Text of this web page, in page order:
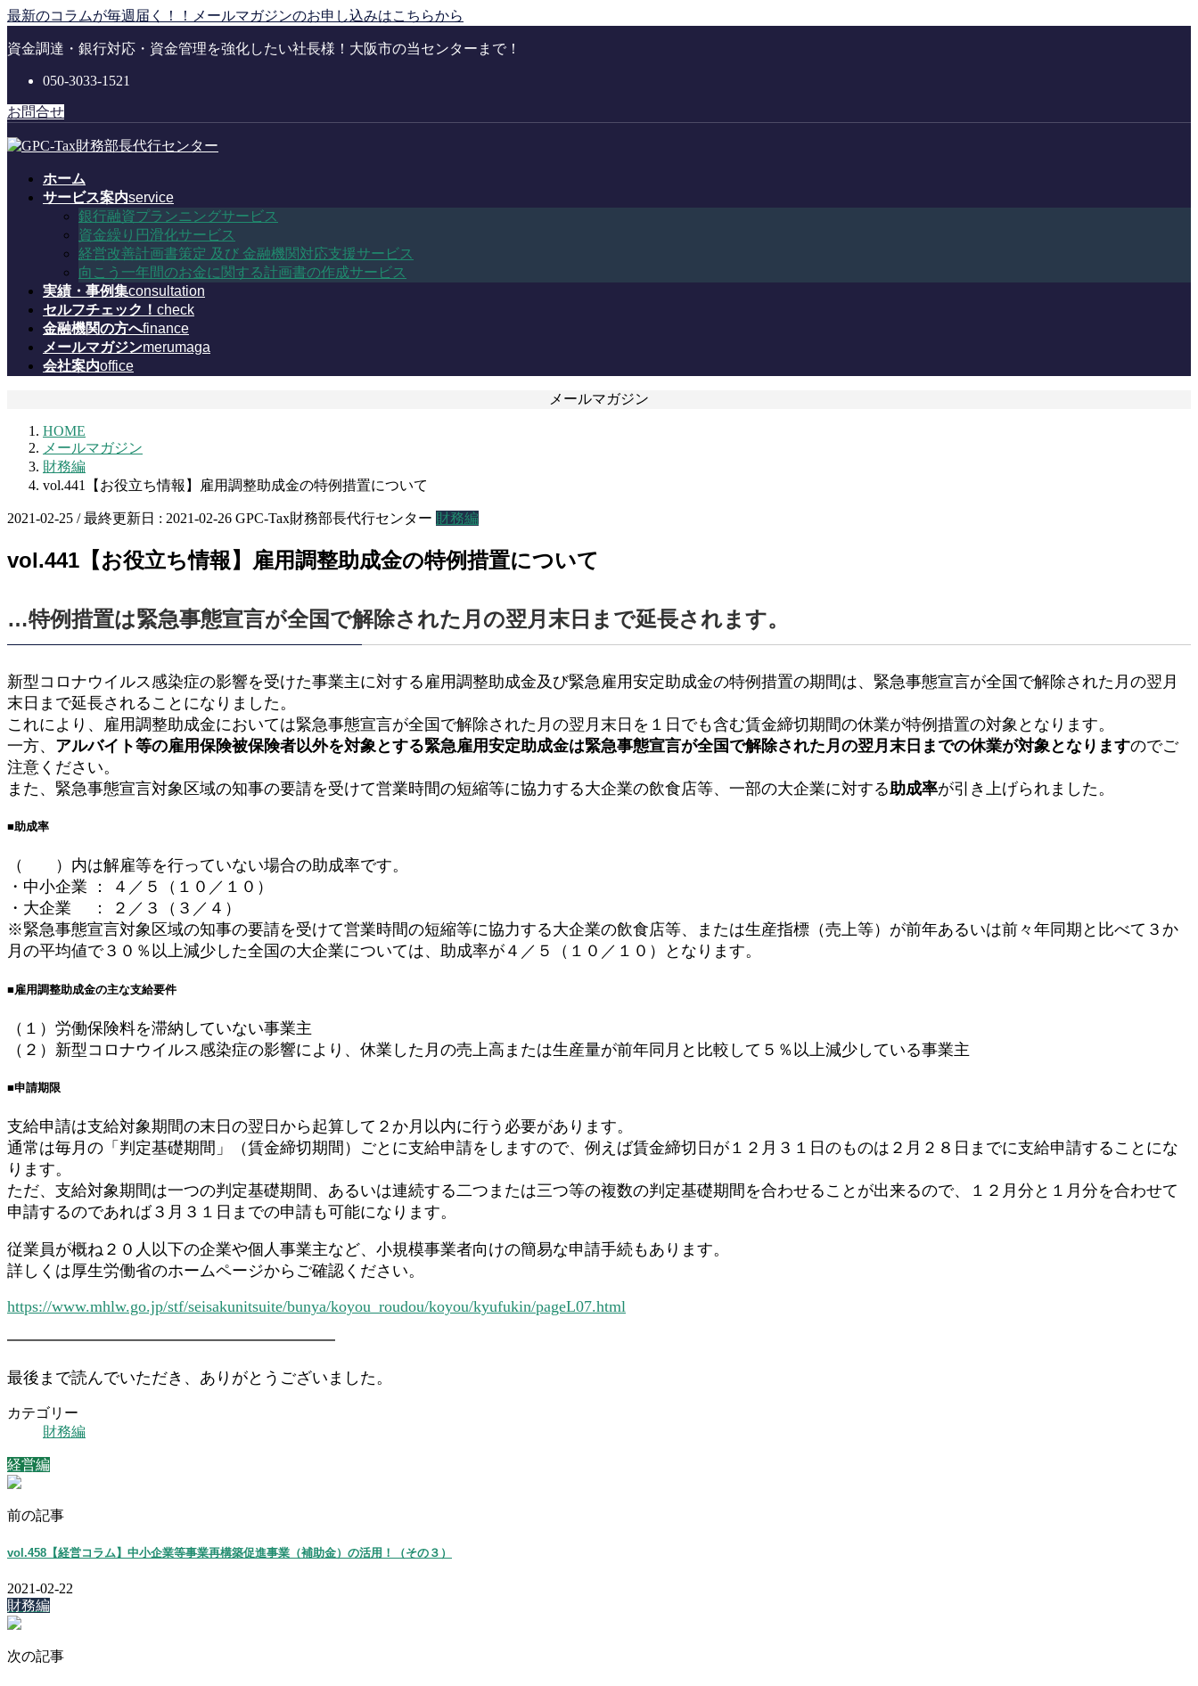
コ
テ
に
移
動
ナ
ゲ
ョ
ン
に
最新のコラムが毎週届く！！メールマガジンのお申し込みはこちらから
資金調達・銀行対応・資金管理を強化したい社長様！大阪市の当センターまで！
050-3033-1521
お問合せ
ホーム
サービス案内service
銀行融資プランニングサービス
資金繰り円滑化サービス
経営改善計画書策定 及び 金融機関対応支援サービス
向こう一年間のお金に関する計画書の作成サービス
実績・事例集consultation
セルフチェック！ check
金融機関の方へfinance
メールマガジンmerumaga
会社案内office
メールマガジン
HOME
メールマガジン
財務編
vol.441【お役立ち情報】雇用調整助成金の特例措置について
2021-02-25 / 最終更新日 : 2021-02-26 GPC-Tax財務部長代行センター 財務編
vol.441【お役立ち情報】雇用調整助成金の特例措置について
…特例措置は緊急事態宣言が全国で解除された月の翌月末日まで延長されます。
新型コロナウイルス感染症の影響を受けた事業主に対する雇用調整助成金及び緊急雇用安定助成金の特例措置の期間は、緊急事態宣言が全国で解除された月の翌月
末日まで延長されることになりました。
これにより、雇用調整助成金においては緊急事態宣言が全国で解除された月の翌月末日を１日でも含む賃金締切期間の休業が特例措置の対象となります。
一方、 アルバイト等の雇用保険被保険者以外を対象とする緊急雇用安定助成金は緊急事態宣言が全国で解除された月の翌月末日までの休業が対象となりますのでご
注意ください。
また、緊急事態宣言対象区域の知事の要請を受けて営業時間の短縮等に協力する大企業の飲食店等、一部の大企業に対する助成率が引き上げられました。
■助成率
（ ）内は解雇等を行っていない場合の助成率です。
・中小企業 ： ４／５（１０／１０）
・大企業 ： ２／３（３／４）
※緊急事態宣言対象区域の知事の要請を受けて営業時間の短縮等に協力する大企業の飲食店等、または生産指標（売上等）が前年あるいは前々年同期と比べて３か
月の平均値で３０％以上減少した全国の大企業については、助成率が４／５（１０／１０）となります。
■雇用調整助成金の主な支給要件
（１）労働保険料を滞納していない事業主
（２）新型コロナウイルス感染症の影響により、休業した月の売上高または生産量が前年同月と比較して５％以上減少している事業主
■申請期限
支給申請は支給対象期間の末日の翌日から起算して２か月以内に行う必要があります。
通常は毎月の「判定基礎期間」（賃金締切期間）ごとに支給申請をしますので、例えば賃金締切日が１２月３１日のものは２月２８日までに支給申請することにな
ります。
ただ、支給対象期間は一つの判定基礎期間、あるいは連続する二つまたは三つ等の複数の判定基礎期間を合わせることが出来るので、１２月分と１月分を合わせて
申請するのであれば３月３１日までの申請も可能になります。
従業員が概ね２０人以下の企業や個人事業主など、小規模事業者向けの簡易な申請手続もあります。
詳しくは厚生労働省のホームページからご確認ください。
https://www.mhlw.go.jp/stf/seisakunitsuite/bunya/koyou_roudou/koyou/kyufukin/pageL07.html
━━━━━━━━━━━━━━━━━━━━━━━
最後まで読んでいただき、ありがとうございました。
カテゴリー
財務編
経営編
前の記事
vol.458【経営コラム】中小企業等事業再構築促進事業（補助金）の活用！（その３）
2021-02-22
財務編
次の記事